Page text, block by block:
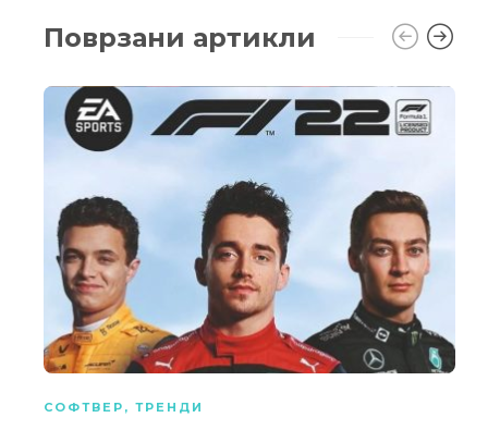
Поврзани артикли
СОФТВЕР , ТРЕНДИ